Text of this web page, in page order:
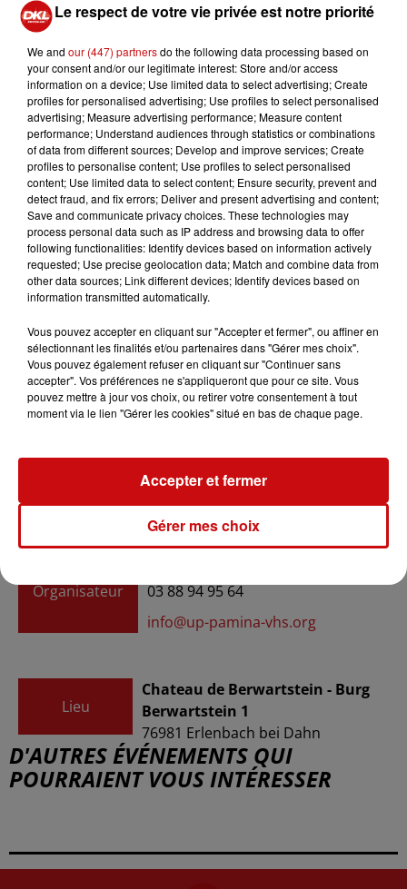
Visite guidée du château de Berwartstein
Crédit :Visite guidée du château de Berwartstein
Découverte du Berwartstein dans le Palatinat en
compagnie d’un historien. L’ancien château rocheux du
Moyen-Age, en grande partie reconstitué au XIXe siècle,
est connu pour être le repaire de Hans von Trotha, plus
connu en Alsace sous le nom de Hans Trapp.
Ajouter à votre calendrier
Date
du24 avril 2023 à 14h00
au24 avril 2023 à 17h00
Payant
Organisateur
03 88 94 95 64
info@up-pamina-vhs.org
Lieu
Chateau de Berwartstein - Burg
Berwartstein 1
76981 Erlenbach bei Dahn
D'AUTRES ÉVÉNEMENTS QUI
POURRAIENT VOUS INTÉRESSER
Le respect de votre vie privée est notre priorité
We and our (447) partnersdo the following data processing based on
your consent and/or our legitimate interest: Store and/or access
information on a device; Use limited data to select advertising; Create
profiles for personalised advertising; Use profiles to select personalised
advertising; Measure advertising performance; Measure content
performance; Understand audiences through statistics or combinations
of data from different sources; Develop and improve services; Create
profiles to personalise content; Use profiles to select personalised
content; Use limited data to select content; Ensure security, prevent and
detect fraud, and fix errors; Deliver and present advertising and content;
Save and communicate privacy choices. These technologies may
process personal data such as IP address and browsing data to offer
following functionalities: Identify devices based on information actively
requested; Use precise geolocation data; Match and combine data from
other data sources; Link different devices; Identify devices based on
information transmitted automatically.
Vous pouvez accepter en cliquant sur "Accepter et fermer", ou affiner en
sélectionnant les finalités et/ou partenaires dans "Gérer mes choix".
Vous pouvez également refuser en cliquant sur "Continuer sans
accepter". Vos préférences ne s'appliqueront que pour ce site. Vous
pouvez mettre à jour vos choix, ou retirer votre consentement à tout
moment via le lien "Gérer les cookies" situé en bas de chaque page.
Gérer mes choix
Accepter et fermer